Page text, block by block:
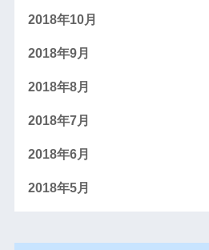
2018年10月
2018年9月
2018年8月
2018年7月
2018年6月
2018年5月